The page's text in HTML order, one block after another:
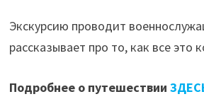
Экскурсию проводит
рассказывает про то, как все это
Подробнее о путешествии